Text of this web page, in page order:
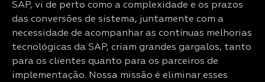
SAP, vi de perto como a complexidade e os prazos
das conversões de sistema, juntamente com a
necessidade de acompanhar as contínuas melhorias
tecnológicas da SAP, criam grandes gargalos, tanto
para os clientes quanto para os parceiros de
implementação. Nossa missão é eliminar esses